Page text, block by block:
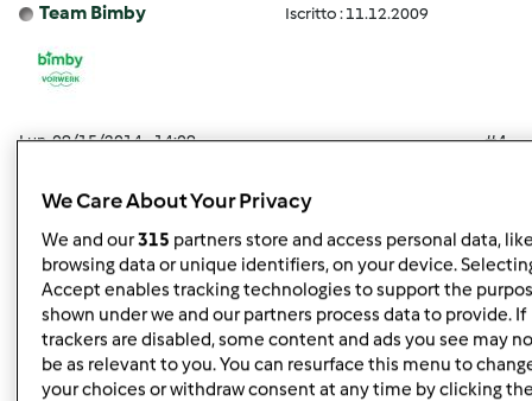
Team Bimby Iscritto : 11.12.2009
Lun, 09/15/2014 - 14:09
#4
Buongiorno
mi accodo alle per quelle persone (che come me...)
hanno pagato (in contanti...) il Bimby al 08/08 ricevuto il
giorno 29/08 (nessun ritardo per pratica finanziamento...)
e scoprire che dopo solo 1 settimana il prodotto è fuori
produzione!!!!! Questa secondo me è una pliticaaziendale
scorretta sono solo servito a pulire i fondi di
We Care About Your Privacy
We and our315 partners store and access personal data,
browsing data or unique identifiers, on your device.
Accept enables tracking technologies to support the
shown under we and our partners process data to provide. If
trackers are disabled, some content and ads you see may
be as relevant to you. You can resurface this menu to
your choices or withdraw consent at any time by clicking